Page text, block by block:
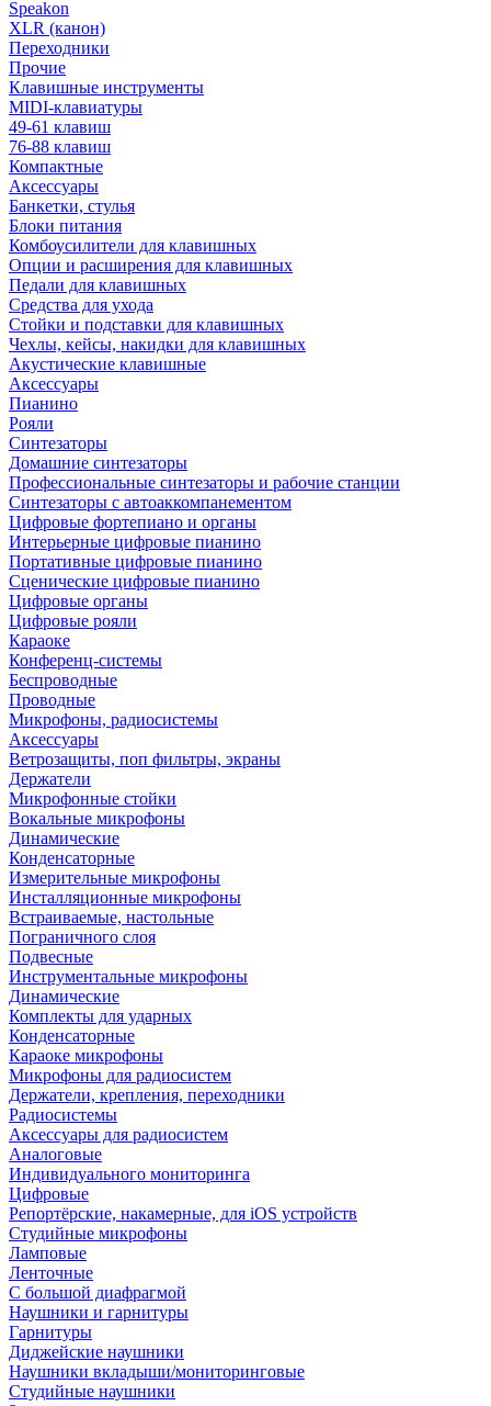
Speakon
XLR (канон)
Переходники
Прочие
Клавишные инструменты
MIDI-клавиатуры
49-61 клавиш
76-88 клавиш
Компактные
Аксессуары
Банкетки, стулья
Блоки питания
Комбоусилители для клавишных
Опции и расширения для клавишных
Педали для клавишных
Средства для ухода
Стойки и подставки для клавишных
Чехлы, кейсы, накидки для клавишных
Акустические клавишные
Аксессуары
Пианино
Рояли
Синтезаторы
Домашние синтезаторы
Профессиональные синтезаторы и рабочие станции
Синтезаторы с автоаккомпанементом
Цифровые фортепиано и органы
Интерьерные цифровые пианино
Портативные цифровые пианино
Сценические цифровые пианино
Цифровые органы
Цифровые рояли
Караоке
Конференц-системы
Беспроводные
Проводные
Микрофоны, радиосистемы
Аксессуары
Ветрозащиты, поп фильтры, экраны
Держатели
Микрофонные стойки
Вокальные микрофоны
Динамические
Конденсаторные
Измерительные микрофоны
Инсталляционные микрофоны
Встраиваемые, настольные
Пограничного слоя
Подвесные
Инструментальные микрофоны
Динамические
Комплекты для ударных
Конденсаторные
Караоке микрофоны
Микрофоны для радиосистем
Держатели, крепления, переходники
Радиосистемы
Аксессуары для радиосистем
Аналоговые
Индивидуального мониторинга
Цифровые
Репортёрские, накамерные, для iOS устройств
Студийные микрофоны
Ламповые
Ленточные
С большой диафрагмой
Наушники и гарнитуры
Гарнитуры
Диджейские наушники
Наушники вкладыши/мониторинговые
Студийные наушники